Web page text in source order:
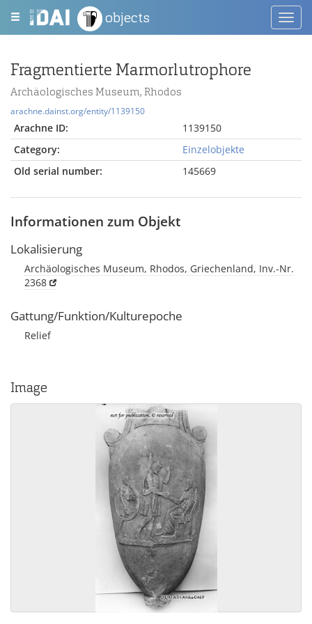
objects
Fragmentierte Marmorlutrophore
Archäologisches Museum, Rhodos
arachne.dainst.org/entity/1139150
Arachne ID:
1139150
Category:
Einzelobjekte
Old serial number:
145669
Informationen zum Objekt
Lokalisierung
Archäologisches Museum, Rhodos, Griechenland, Inv.-Nr.
2368
Gattung/Funktion/Kulturepoche
Relief
Image